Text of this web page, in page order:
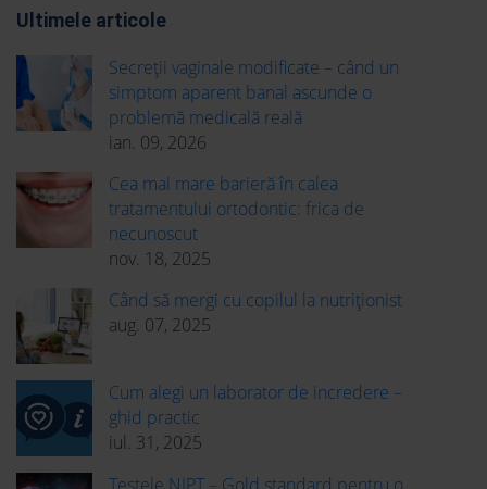
Ultimele articole
Secreții vaginale modificate – când un
simptom aparent banal ascunde o
problemă medicală reală
ian. 09, 2026
Cea mai mare barieră în calea
tratamentului ortodontic: frica de
necunoscut
nov. 18, 2025
Când să mergi cu copilul la nutriționist
aug. 07, 2025
Cum alegi un laborator de incredere –
ghid practic
iul. 31, 2025